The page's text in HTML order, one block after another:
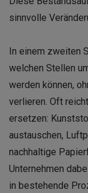
sinnvolle
In einem zweiten
welchen Stellen
werden können,
verlieren. Oft
ersetzen:
austauschen,
nachhaltige
Unternehmen
in bestehende